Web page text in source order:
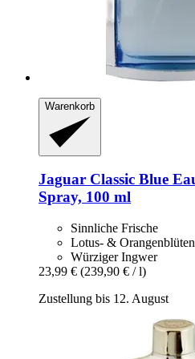
Warenkorb
Jaguar Classic Blue
Spray, 100 ml
Sinnliche Frische
Lotus- & Orangenblüten
Würziger Ingwer
23,99 € (239,90 € / l)
Zustellung bis 12. August